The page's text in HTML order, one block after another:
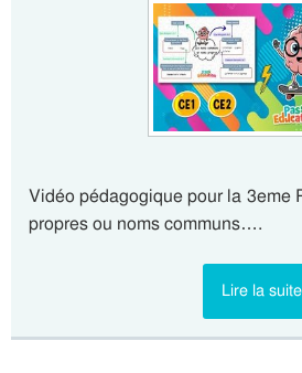
Vidéo pédagogique pour la 3eme
propres ou noms communs….
Lire la suite